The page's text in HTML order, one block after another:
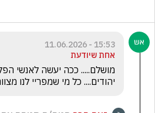
15:53 - 11.06.2026
אחת שיודעת
יהודים.... כל מי שמפריי לנו